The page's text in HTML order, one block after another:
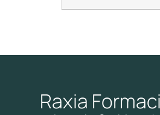
Raxia